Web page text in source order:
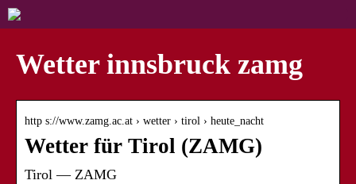
Wetter innsbruck zamg
http s://www.zamg.ac.at › wetter › tirol › heute_nacht
Wetter für Tirol (ZAMG)
Tirol — ZAMG